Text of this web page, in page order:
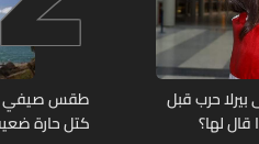
حرب قبل
لها؟
طقس صيفي
كتل حارة